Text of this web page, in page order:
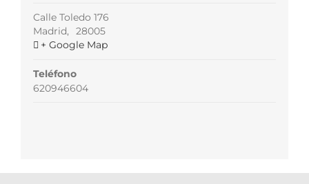
Calle Toledo 176
Madrid,
28005
+ Google Map
Teléfono
620946604